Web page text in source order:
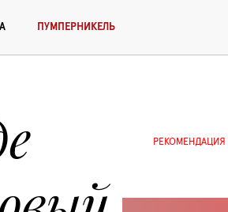
ПУМПЕРНИКЕЛЬ
РЕКОМЕНДАЦИЯ